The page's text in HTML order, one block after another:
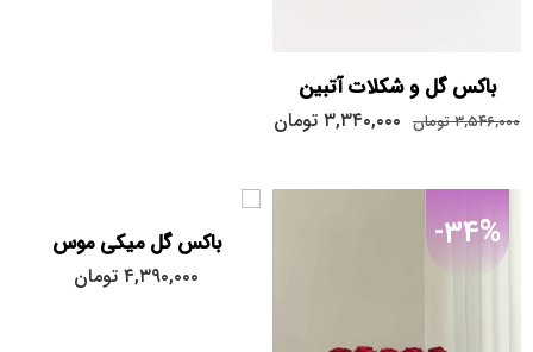
باکس گل و شکلات آتبین
۳,۵۴۶,۰۰۰ تومان ۳,۳۴۰,۰۰۰ تومان
-34% باکس گل میکی موس
۴,۳۹۰,۰۰۰ تومان